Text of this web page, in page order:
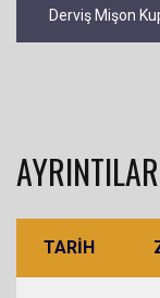
Derviş Mişon
AYRINTILAR
TARIH